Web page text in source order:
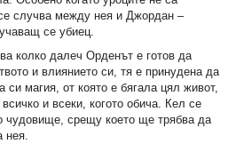
случва между нея и Джордан –
се убиец.
колко далеч Орденът е готов да
и влиянието си, тя е принудена да
си магия, от която е бягала цял живот,
и всеки, когото обича. Кел се
чудовище, срещу което ще трябва да
нея.